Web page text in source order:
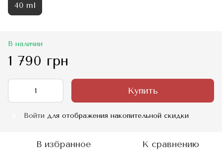
40 ml
В наличии
1 790 грн
Купить
Войти для отображения накопительной скидки
В избранное К сравнению